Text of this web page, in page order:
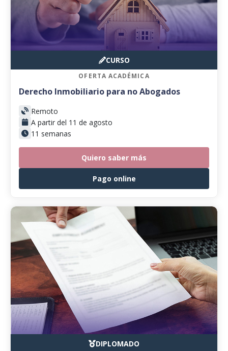
CURSO
OFERTA ACADÉMICA
Derecho Inmobiliario para no Abogados
Remoto
A partir del 11 de agosto
11 semanas
Quiero saber más
Pago online
DIPLOMADO